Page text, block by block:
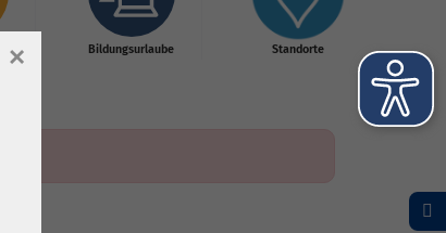
Bildungsurlaube Standorte
×